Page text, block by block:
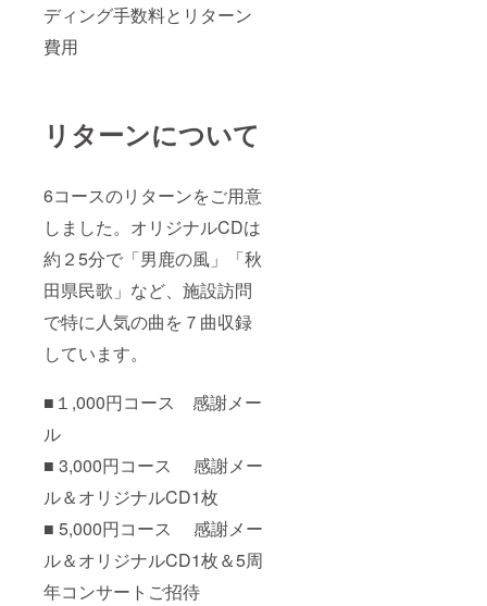
ディング手数料とリターン
費用
リターンについて
6コースのリターンをご用意
しました。オリジナルCDは
約２5分で「男鹿の風」「秋
田県民歌」など、施設訪問
で特に人気の曲を７曲収録
しています。
■１,000円コース 感謝メー
ル
■ 3,000円コース 感謝メー
ル＆オリジナルCD1枚
■ 5,000円コース 感謝メー
ル＆オリジナルCD1枚＆5周
年コンサートご招待